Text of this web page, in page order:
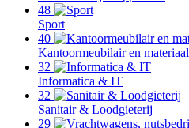
48
Sport
40
Kantoormeubilair en materiaal
32
Informatica & IT
32
Sanitair & Loodgieterij
29